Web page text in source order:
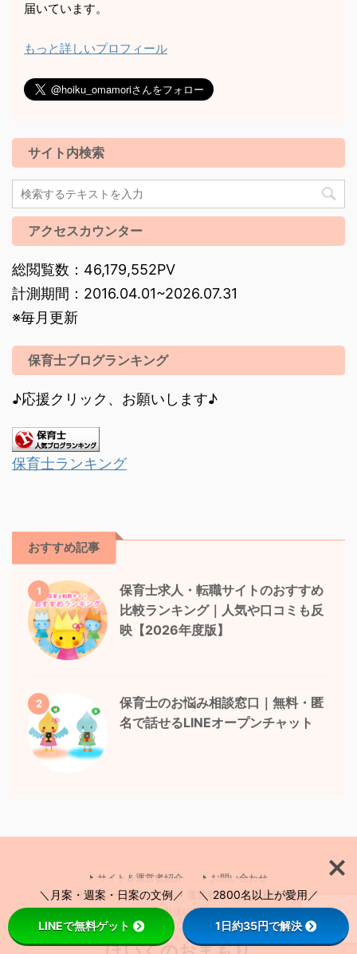
届いています。
もっと詳しいプロフィール
サイト内検索
アクセスカウンター
総閲覧数：46,179,552PV
計測期間：2016.04.01~2026.07.31
※毎月更新
保育士ブログランキング
♪応援クリック、お願いします♪
保育士ランキング
おすすめ記事
1
保育士求人・転職サイトのおすすめ
比較ランキング｜人気や口コミも反
映【2026年度版】
2
保育士のお悩み相談窓口｜無料・匿
名で話せるLINEオープンチャット
サイト＆運営者紹介
お問い合わせ
プライバシーポリシー
運営者情報
利用規約
特定商取引法に基づく表記
＼月案・週案・日案の文例／ ＼ 2800名以上が愛用／
LINEで無料ゲット 1日約35円で解決